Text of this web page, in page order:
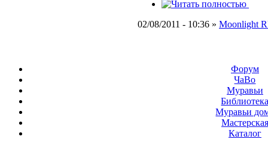
02/08/2011 - 10:36 » Moonlight
Форум
ЧаВо
Муравьи
Муравьи
Мастерская
Каталог